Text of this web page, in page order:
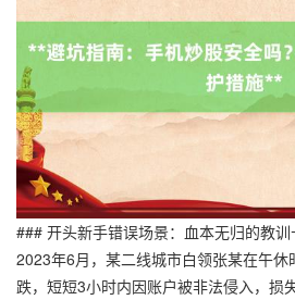
### 开头新手错误场景：血本无归的教
2023年6月，某二线城市白领张某在午休
跌，短短3小时内因账户被非法侵入，损